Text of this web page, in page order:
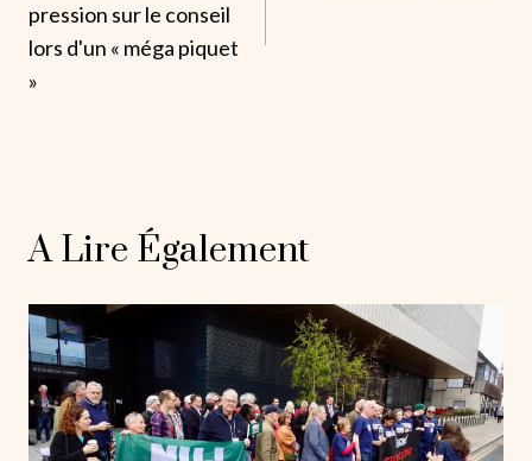
L’article
pression sur le conseil
lors d'un « méga piquet
»
A Lire Également